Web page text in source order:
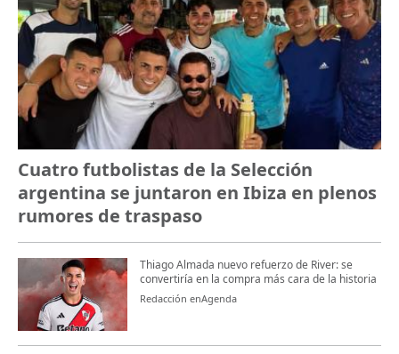
Cuatro futbolistas de la Selección
argentina se juntaron en Ibiza en plenos
rumores de traspaso
Thiago Almada nuevo refuerzo de River: se
convertiría en la compra más cara de la historia
Redacción enAgenda